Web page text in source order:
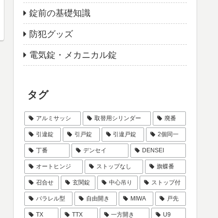
錠前の基礎知識
防犯グッズ
電気錠・メカニカル錠
タグ
アルミサッシ 取替用シリンダー 廃番
引違錠 引戸錠 引違戸錠 2個同一
丁番 デンセイ DENSEI
オートヒンジ ストップなし 旗蝶番
召合せ 玄関錠 中心吊り ストップ付
パラレル型 自由開き MIWA 戸先
TX TTX 一方開き U9